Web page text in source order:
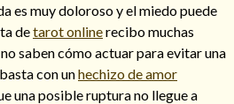
es muy doloroso y el miedo puede
detarot onlinerecibo muchas
saben cómo actuar para evitar una
con unhechizo de amor
una posible ruptura no llegue a